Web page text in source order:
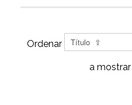
Ordenar
a mostrar